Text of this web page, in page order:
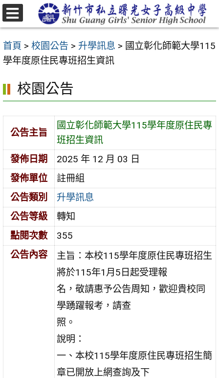
跳
至
要
內
區
首頁 > 校園公告 > 升學訊息 > 國立彰化師範大學115
學年度原住民專班招生資訊
校園公告
公告主旨
國立彰化師範大學115學年度原住民專
班招生資訊
發佈日期
2025 年 12 月 03 日
發佈單位
註冊組
公告類別
升學訊息
公告等級
轉知
點閱次數
355
公告內容
主旨：本校115學年度原住民專班招生
將於115年1月5日起受理報
名，敬請惠予公告周知，歡迎貴校同
學踴躍報考，請查
照。
說明：
一、本校115學年度原住民專班招生簡
章已開放上網查詢及下
選
單